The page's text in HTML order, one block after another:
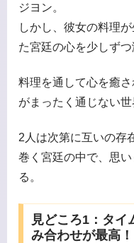
ジヨン。
しかし、彼女の料理
た宮廷の心を少しずつ
料理を通して心を癒
がまったく通じない
2人は次第に互いの存
巻く宮廷の中で、思
る。
見どころ1：タイ
み合わせが最高！